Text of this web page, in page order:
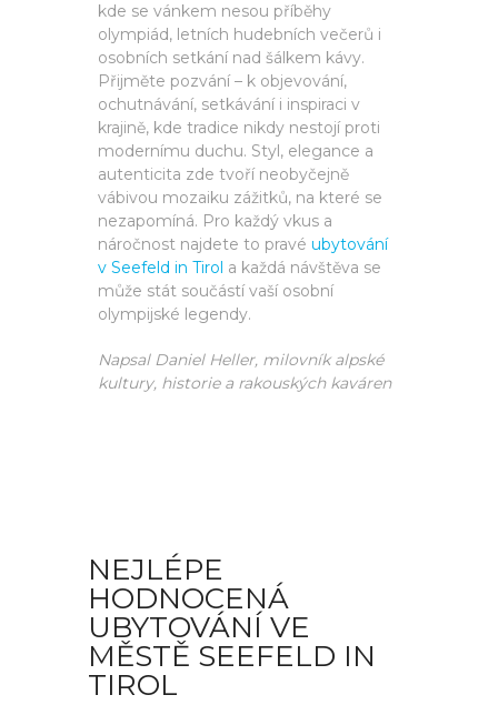
kde se vánkem nesou příběhy
olympiád, letních hudebních večerů i
osobních setkání nad šálkem kávy.
Přijměte pozvání – k objevování,
ochutnávání, setkávání i inspiraci v
krajině, kde tradice nikdy nestojí proti
modernímu duchu. Styl, elegance a
autenticita zde tvoří neobyčejně
vábivou mozaiku zážitků, na které se
nezapomíná. Pro každý vkus a
náročnost najdete to pravé ubytování
v Seefeld in Tirol a každá návštěva se
může stát součástí vaší osobní
olympijské legendy.
Napsal Daniel Heller, milovník alpské
kultury, historie a rakouských kaváren
NEJLÉPE
HODNOCENÁ
UBYTOVÁNÍ VE
MĚSTĚ SEEFELD IN
TIROL